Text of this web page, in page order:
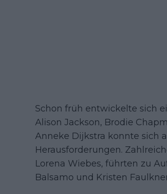
Schon früh entwickelte sich
Alison Jackson, Brodie
Anneke Dijkstra konnte sich
Herausforderungen.
Lorena Wiebes, führten zu
Balsamo und Kristen